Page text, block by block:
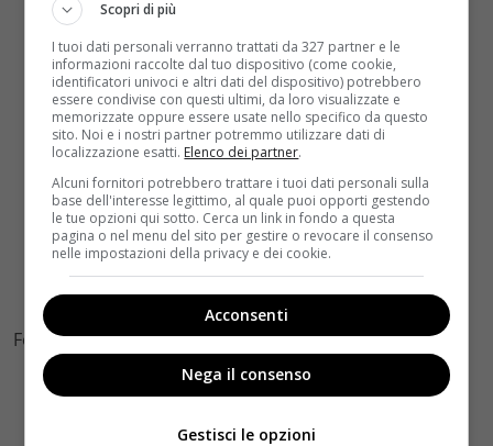
Foto by Facebook
Scopri di più
I tuoi dati personali verranno trattati da 327 partner e le
informazioni raccolte dal tuo dispositivo (come cookie,
identificatori univoci e altri dati del dispositivo) potrebbero
essere condivise con questi ultimi, da loro visualizzate e
memorizzate oppure essere usate nello specifico da questo
sito. Noi e i nostri partner potremmo utilizzare dati di
localizzazione esatti. Elenco dei partner.
Alcuni fornitori potrebbero trattare i tuoi dati personali sulla
base dell'interesse legittimo, al quale puoi opporti gestendo
le tue opzioni qui sotto. Cerca un link in fondo a questa
pagina o nel menu del sito per gestire o revocare il consenso
nelle impostazioni della privacy e dei cookie.
Acconsenti
Nega il consenso
Gestisci le opzioni